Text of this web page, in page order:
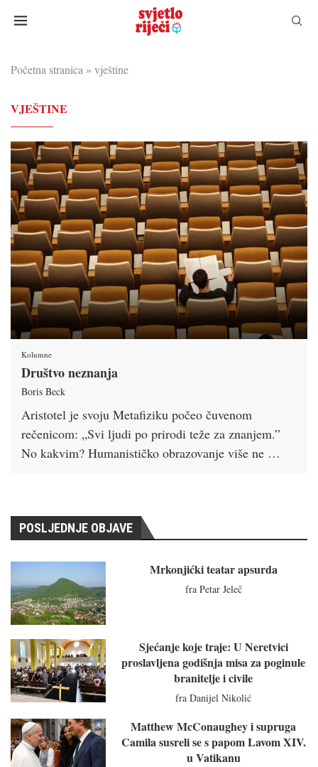
Početna stranica » vještine
VJEŠTINE
Kolumne
Društvo neznanja
Boris Beck
Aristotel je svoju Metafiziku počeo čuvenom
rečenicom: „Svi ljudi po prirodi teže za znanjem.”
No kakvim? Humanističko obrazovanje više ne …
POSLJEDNJE OBJAVE
Mrkonjićki teatar apsurda
fra Petar Jeleč
Sjećanje koje traje: U Neretvici
proslavljena godišnja misa za poginule
branitelje i civile
fra Danijel Nikolić
Matthew McConaughey i supruga
Camila susreli se s papom Lavom XIV.
u Vatikanu